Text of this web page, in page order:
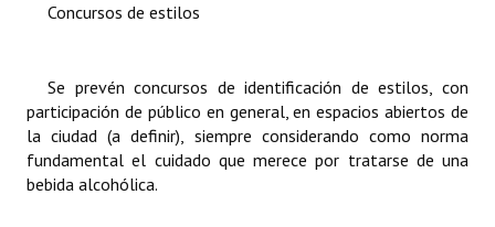
Concursos de estilos
Se prevén concursos de identificación de estilos, con
participación de público en general, en espacios abiertos de
la ciudad (a definir), siempre considerando como norma
fundamental el cuidado que merece por tratarse de una
bebida alcohólica.